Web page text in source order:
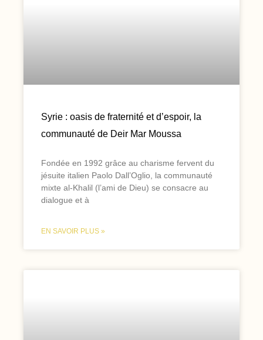
Syrie : oasis de fraternité et d’espoir, la
communauté de Deir Mar Moussa
Fondée en 1992 grâce au charisme fervent du
jésuite italien Paolo Dall’Oglio, la communauté
mixte al-Khalil (l’ami de Dieu) se consacre au
dialogue et à
EN SAVOIR PLUS »